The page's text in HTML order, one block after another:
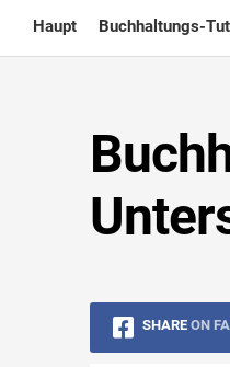
content
Haupt Buchhaltungs-
SHARE ON